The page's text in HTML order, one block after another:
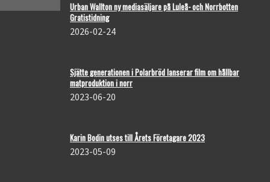
Urban Wallton ny mediasäljare på Luleå- och Norrbotten
Gratistidning
2026-02-24
Sjätte generationen i Polarbröd lanserar film om hållbar
matproduktion i norr
2023-06-20
Karin Bodin utses till Årets Företagare 2023
2023-05-09